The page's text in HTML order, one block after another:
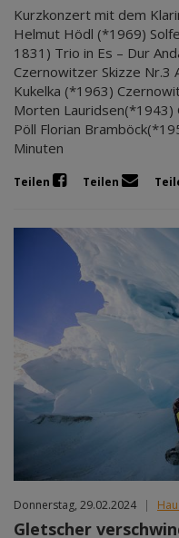
Kurzkonzert mit dem
Helmut Hödl (*1969)
1831) Trio in Es – Dur
Czernowitzer Skizze Nr.3
Kukelka (*1963)
Morten Lauridsen(*1943)
Pöll Florian
Minuten
Teilen Teilen
Donnerstag, 29.02.2024 |
Gletscher